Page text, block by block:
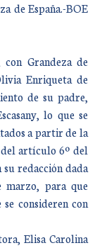
de España.-BOE
con Grandeza de
Enriqueta de
de su padre,
lo que se
a partir de la
del artículo 6º del
su redacción dada
marzo, para que
consideren con
Elisa Carolina